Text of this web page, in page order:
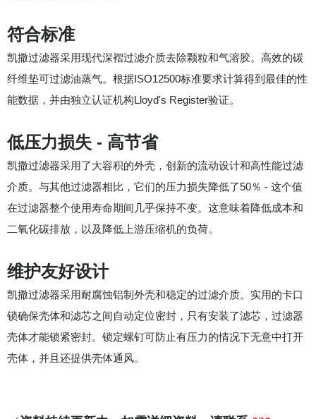
符合标准
凯撒过滤器采用现代深褶过滤介质去除颗粒和气溶胶。高效的碳
纤维垫可过滤油蒸气。根据ISO12500标准要求计算得到最佳的性
能数据，并由独立认证机构Lloyd's Register验证。
低压力损失 - 高节省
凯撒过滤器采用了大容积的外壳，创新的流动设计和高性能过滤
介质。与其他过滤器相比，它们的压力损失降低了50％ - 这个值
在过滤器整个使用寿命期间几乎保持不变。这意味着降低成本和
二氧化碳排放，以及降低上游压缩机的负荷。
维护友好设计
凯撒过滤器采用耐腐蚀铝制外壳和稳定的过滤介质。实用的卡口
锁确保壳体和滤芯之间自动定位密封，只有安装了滤芯，过滤器
壳体才能锁紧密封。锁定螺钉可防止有压力的情况下无意中打开
壳体，并且还提供壳体通风。